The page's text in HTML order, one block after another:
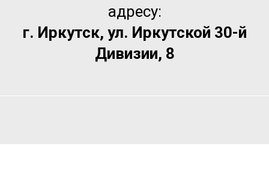
адресу:
г. Иркутск, ул. Иркутской 30-й
Дивизии, 8